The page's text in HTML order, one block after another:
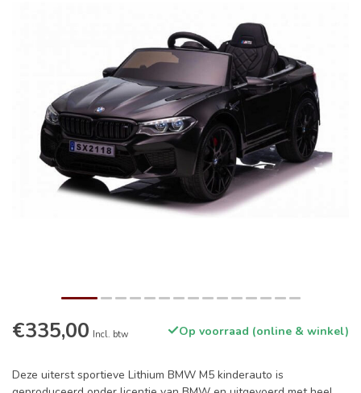
€335,00 Incl. btw Op voorraad (online & winkel)
Deze uiterst sportieve Lithium BMW M5 kinderauto is